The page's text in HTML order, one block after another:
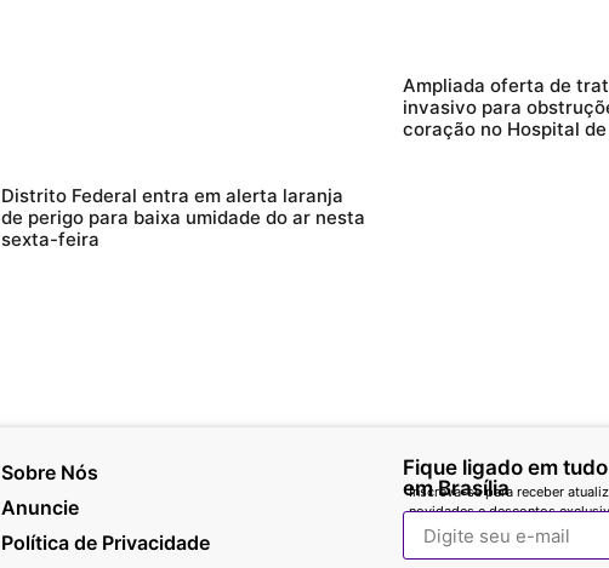
Distrito Federal entra em alerta laranja
de perigo para baixa umidade do ar nesta
sexta-feira
Ampliada oferta de
invasivo para
coração no Hospital de
Sobre Nós
Anuncie
Política de Privacidade
Fique ligado em
em Brasília
Inscreva-se para receber
novidades e descontos